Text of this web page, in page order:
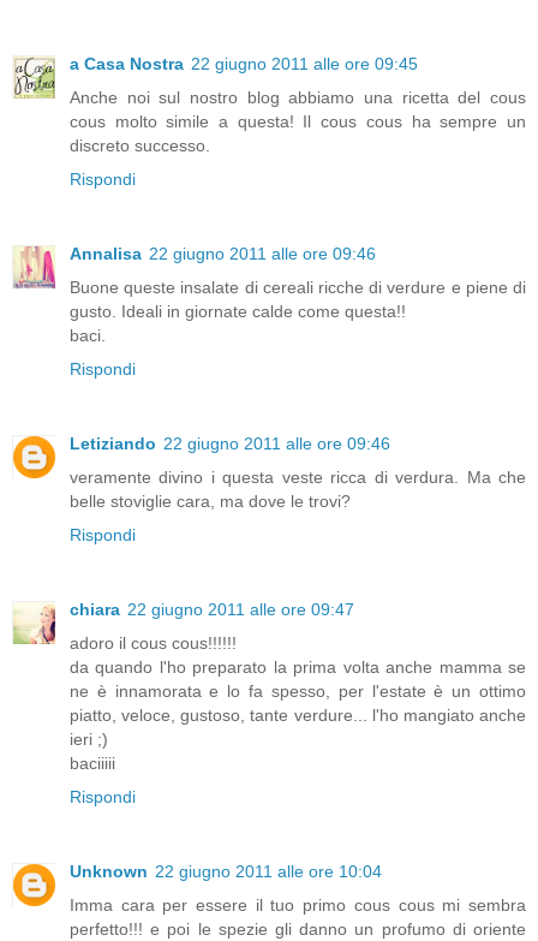
a Casa Nostra 22 giugno 2011 alle ore 09:45
Anche noi sul nostro blog abbiamo una ricetta del cous
cous molto simile a questa! Il cous cous ha sempre un
discreto successo.
Rispondi
Annalisa 22 giugno 2011 alle ore 09:46
Buone queste insalate di cereali ricche di verdure e piene di
gusto. Ideali in giornate calde come questa!!
baci.
Rispondi
Letiziando 22 giugno 2011 alle ore 09:46
veramente divino i questa veste ricca di verdura. Ma che
belle stoviglie cara, ma dove le trovi?
Rispondi
chiara 22 giugno 2011 alle ore 09:47
adoro il cous cous!!!!!!
da quando l'ho preparato la prima volta anche mamma se
ne è innamorata e lo fa spesso, per l'estate è un ottimo
piatto, veloce, gustoso, tante verdure... l'ho mangiato anche
ieri ;)
baciiiii
Rispondi
Unknown 22 giugno 2011 alle ore 10:04
Imma cara per essere il tuo primo cous cous mi sembra
perfetto!!! e poi le spezie gli danno un profumo di oriente